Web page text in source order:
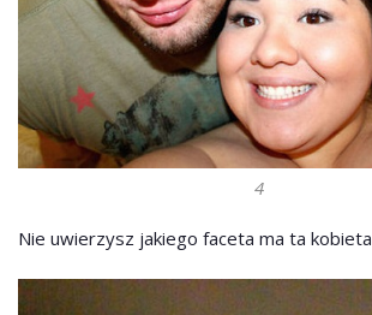
4
Nie uwierzysz jakiego faceta ma ta kobieta